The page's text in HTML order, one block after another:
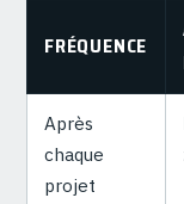
FRÉQUENCE
Après
chaque
projet